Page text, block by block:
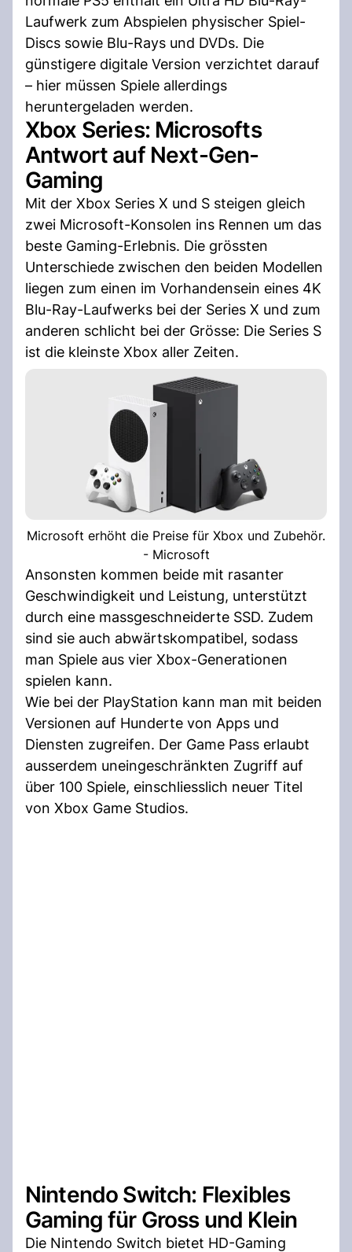
Laufwerk zum Abspielen physischer Spiel-
Discs sowie Blu-Rays und DVDs. Die
günstigere digitale Version verzichtet darauf
– hier müssen Spiele allerdings
heruntergeladen werden.
Xbox Series: Microsofts
Antwort auf Next-Gen-
Gaming
Mit der Xbox Series X und S steigen gleich
zwei Microsoft-Konsolen ins Rennen um das
beste Gaming-Erlebnis. Die grössten
Unterschiede zwischen den beiden Modellen
liegen zum einen im Vorhandensein eines 4K
Blu-Ray-Laufwerks bei der Series X und zum
anderen schlicht bei der Grösse: Die Series S
ist die kleinste Xbox aller Zeiten.
Microsoft erhöht die Preise für Xbox und Zubehör.
- Microsoft
Ansonsten kommen beide mit rasanter
Geschwindigkeit und Leistung, unterstützt
durch eine massgeschneiderte SSD. Zudem
sind sie auch abwärtskompatibel, sodass
man Spiele aus vier Xbox-Generationen
spielen kann.
Wie bei der PlayStation kann man mit beiden
Versionen auf Hunderte von Apps und
Diensten zugreifen. Der Game Pass erlaubt
ausserdem uneingeschränkten Zugriff auf
über 100 Spiele, einschliesslich neuer Titel
von Xbox Game Studios.
Nintendo Switch: Flexibles
Gaming für Gross und Klein
Die Nintendo Switch bietet HD-Gaming